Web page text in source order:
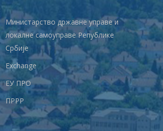
Министарство државне управе и
локалне самоуправе Републике
Србије
Еxchange
ЕУ ПРО
ПРРР